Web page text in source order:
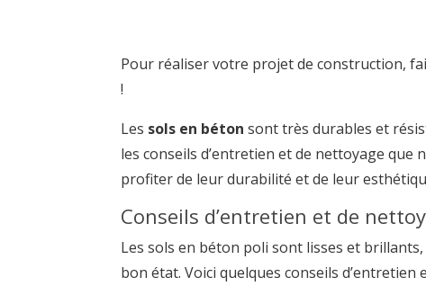
Pour réaliser votre projet de construction,
!
Les sols en béton sont très durables et
les conseils d’entretien et de nettoyage
profiter de leur durabilité et de leur
Conseils d’entretien et de
Les sols en béton poli sont lisses et
bon état. Voici quelques conseils